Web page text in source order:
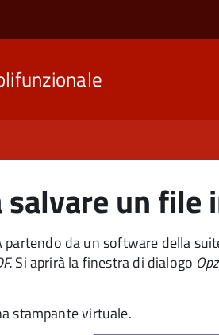
un file
da un software della
Si aprirà la finestra di dialogo
stampante virtuale.